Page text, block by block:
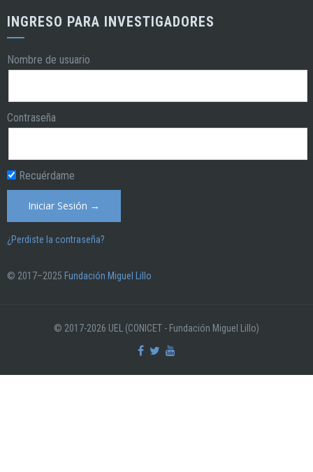
INGRESO PARA INVESTIGADORES
Nombre de usuario
Contraseña
Recuérdame
¿Perdiste la contraseña?
© 2017–2025 Fundación Miguel Lillo
© 2017-2026 UEL (CONICET - Fundación Miguel Lillo)